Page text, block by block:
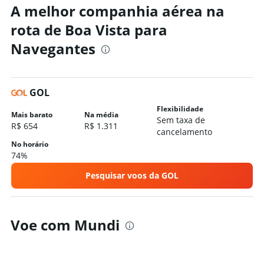
Aluguel de carros em Criciúma
Hotéis em Navegantes
Hotéis em Balneário Camboriú
Hotéis em Praia do Rosa
Hotéis em Itajaí
Hotéis em Governador Celso Ramos
Hotéis em Penha
Hotéis em Joinville
Hotéis em Blumenau
A melhor companhia aérea na
rota de Boa Vista para
Navegantes
GOL
Mais barato
R$ 654
Na média
R$ 1.311
Flexibilidade
Sem taxa de
cancelamento
No horário
74%
Pesquisar voos da GOL
Voe com Mundi